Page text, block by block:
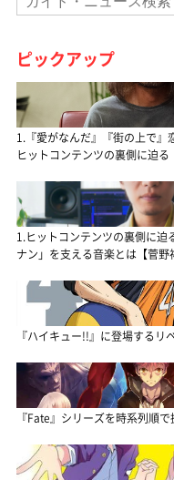
ピックアップ
1.『愛がなんだ』『街の上で』
ヒットコンテンツの裏側に迫る
1.ヒットコンテンツの裏側に
ナン」を支える音楽とは【菅野
『ハイキュー!!』に登場するリ
『Fate』シリーズを時系列順